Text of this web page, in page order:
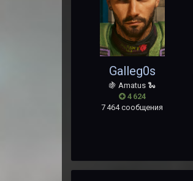
Galleg0s
🍇 Amatus 🐍
4 624
7 464 сообщения